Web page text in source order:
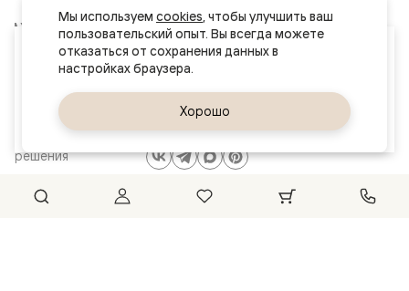
Ваш город
решения
Клиентский центр: 8 800 511 30 95
Почта по общим вопросам:
8800@volhovez.natm.ru
Обратный звонок
Сайт не является публичной офертой
Мы используем cookies, чтобы улучшить ваш
пользовательский опыт. Вы всегда можете
отказаться от сохранения данных в
Хорошо